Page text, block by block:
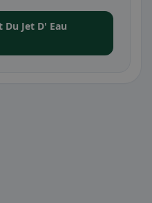
Jet D' Eau